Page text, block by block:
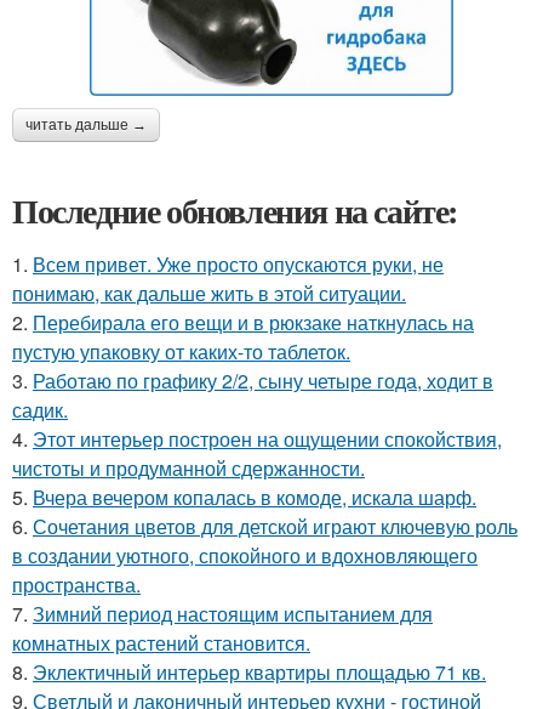
читать дальше →
Последние обновления на сайте:
1. Всем привет. Уже просто опускаются руки, не
понимаю, как дальше жить в этой ситуации.
2. Перебирала его вещи и в рюкзаке наткнулась на
пустую упаковку от каких-то таблеток.
3. Работаю по графику 2/2, сыну четыре года, ходит в
садик.
4. Этот интерьер построен на ощущении спокойствия,
чистоты и продуманной сдержанности.
5. Вчера вечером копалась в комоде, искала шарф.
6. Сочетания цветов для детской играют ключевую роль
в создании уютного, спокойного и вдохновляющего
пространства.
7. Зимний период настоящим испытанием для
комнатных растений становится.
8. Эклектичный интерьер квартиры площадью 71 кв.
9. Светлый и лаконичный интерьер кухни - гостиной